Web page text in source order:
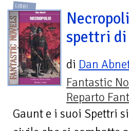
LIBRI
spettri di
di Dan
Fantastic
Reparto
Gaunt e i suoi Spettri